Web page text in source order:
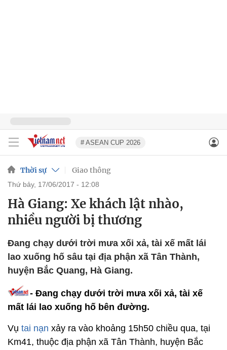
# ASEAN CUP 2026
Thời sự Giao thông
thứ bảy, 17/06/2017 - 12:08
Hà Giang: Xe khách lật nhào,
nhiều người bị thương
Đang chạy dưới trời mưa xối xả, tài xế mất lái
lao xuống hố sâu tại địa phận xã Tân Thành,
huyện Bắc Quang, Hà Giang.
- Đang chạy dưới trời mưa xối xả, tài xế
mất lái lao xuống hố bên đường.
Vụ tai nạn xảy ra vào khoảng 15h50 chiều qua, tại
Km41, thuộc địa phận xã Tân Thành, huyện Bắc